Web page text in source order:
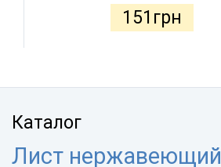
151 грн
Каталог
Лист нержавеющий